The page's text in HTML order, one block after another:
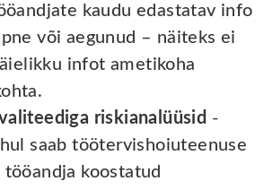
kaudu edastatav info
või aegunud – näiteks ei
infot ametikoha
riskianalüüsid -
saab töötervishoiuteenuse
koostatud